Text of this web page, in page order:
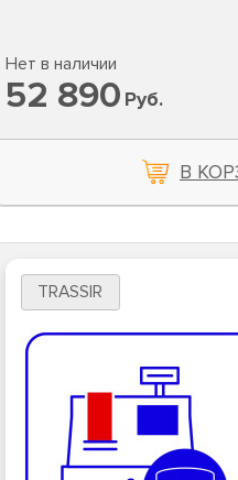
Нет в наличии
52 890 Руб.
В
TRASSIR